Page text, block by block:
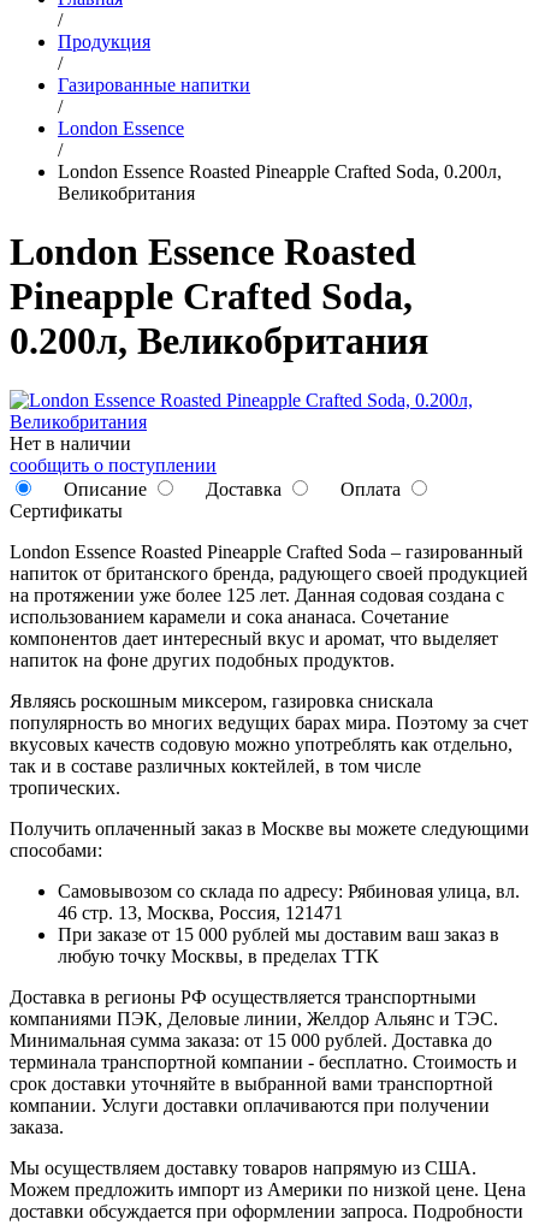
/
Продукция
/
Газированные напитки
/
London Essence
/
London Essence Roasted Pineapple Crafted Soda, 0.200л,
Великобритания
London Essence Roasted
Pineapple Crafted Soda,
0.200л, Великобритания
Нет в наличии
сообщить о поступлении
Описание
Доставка
Оплата
Сертификаты
London Essence Roasted Pineapple Crafted Soda – газированный
напиток от британского бренда, радующего своей продукцией
на протяжении уже более 125 лет. Данная содовая создана с
использованием карамели и сока ананаса. Сочетание
компонентов дает интересный вкус и аромат, что выделяет
напиток на фоне других подобных продуктов.
Являясь роскошным миксером, газировка снискала
популярность во многих ведущих барах мира. Поэтому за счет
вкусовых качеств содовую можно употреблять как отдельно,
так и в составе различных коктейлей, в том числе
тропических.
Получить оплаченный заказ в Москве вы можете следующими
способами:
Самовывозом со склада по адресу: Рябиновая улица, вл.
46 стр. 13, Москва, Россия, 121471
При заказе от 15 000 рублей мы доставим ваш заказ в
любую точку Москвы, в пределах ТТК
Доставка в регионы РФ осуществляется транспортными
компаниями ПЭК, Деловые линии, Желдор Альянс и ТЭС.
Минимальная сумма заказа: от 15 000 рублей. Доставка до
терминала транспортной компании - бесплатно. Стоимость и
срок доставки уточняйте в выбранной вами транспортной
компании. Услуги доставки оплачиваются при получении
заказа.
Мы осуществляем доставку товаров напрямую из США.
Можем предложить импорт из Америки по низкой цене. Цена
доставки обсуждается при оформлении запроса. Подробности